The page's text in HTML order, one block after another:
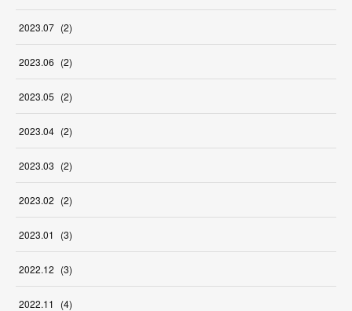
2023.07 (2)
2023.06 (2)
2023.05 (2)
2023.04 (2)
2023.03 (2)
2023.02 (2)
2023.01 (3)
2022.12 (3)
2022.11 (4)